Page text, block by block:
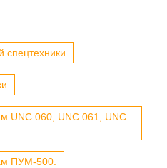
спецтехники
UNC 060, UNC 061, UNC
ПУМ-500.